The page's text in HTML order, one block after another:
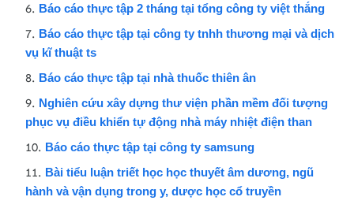
Báo cáo thực tập 2 tháng tại tổng công ty việt thắng
Báo cáo thực tập tại công ty tnhh thương mại và dịch
vụ kĩ thuật ts
Báo cáo thực tập tại nhà thuốc thiên ân
Nghiên cứu xây dựng thư viện phần mềm đối tượng
phục vụ điều khiển tự động nhà máy nhiệt điện than
Báo cáo thực tập tại công ty samsung
Bài tiểu luận triết học học thuyết âm dương, ngũ
hành và vận dụng trong y, dược học cổ truyền